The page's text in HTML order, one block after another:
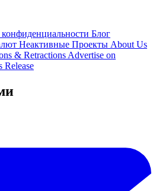
Блог
Неактивные Проекты About Us
& Retractions Advertise on
Release